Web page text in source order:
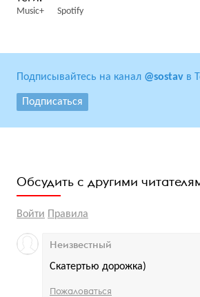
Music+ Spotify
Подписывайтесь на канал @sostav в
Подписаться
Обсудить с другими
Войти Правила
Скатертью дорожка)
Неизвестный
Пожаловаться